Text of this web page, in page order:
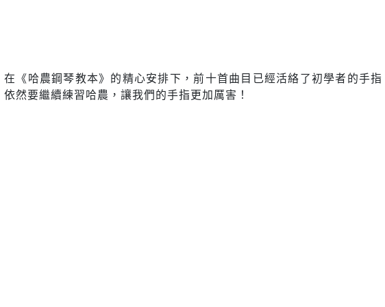
在《哈農鋼琴教本》的精心安排下，前十首曲目已經活絡了初學者的手
依然要繼續練習哈農，讓我們的手指更加厲害！